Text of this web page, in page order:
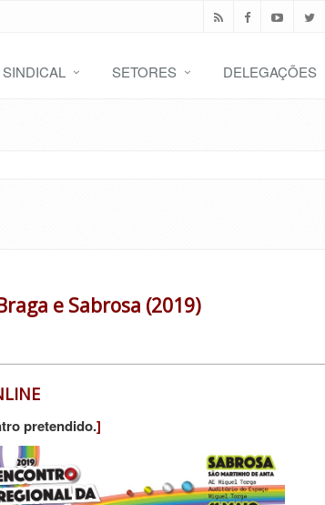
SETORES DELEGAÇÕES
e Sabrosa (2019)
pretendido.]